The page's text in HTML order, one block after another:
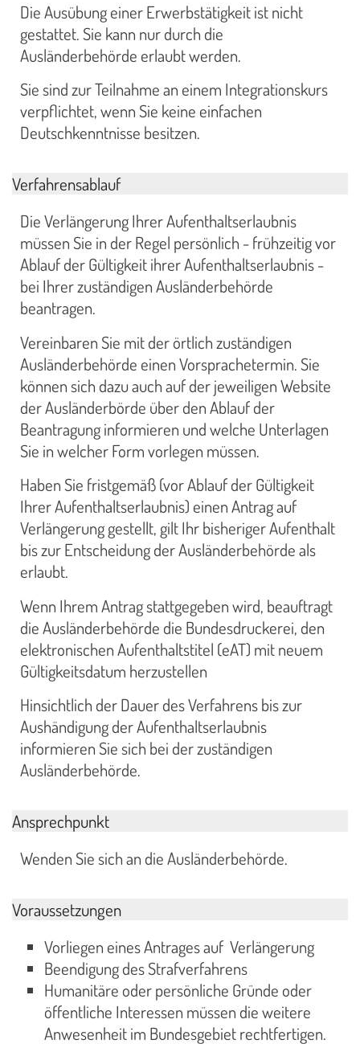
Die Ausübung einer Erwerbstätigkeit ist nicht
gestattet. Sie kann nur durch die
Ausländerbehörde erlaubt werden.
Sie sind zur Teilnahme an einem Integrationskurs
verpflichtet, wenn Sie keine einfachen
Deutschkenntnisse besitzen.
Verfahrensablauf
Die Verlängerung Ihrer Aufenthaltserlaubnis
müssen Sie in der Regel persönlich - frühzeitig vor
Ablauf der Gültigkeit ihrer Aufenthaltserlaubnis -
bei Ihrer zuständigen Ausländerbehörde
beantragen.
Vereinbaren Sie mit der örtlich zuständigen
Ausländerbehörde einen Vorsprachetermin. Sie
können sich dazu auch auf der jeweiligen Website
der Ausländerbörde über den Ablauf der
Beantragung informieren und welche Unterlagen
Sie in welcher Form vorlegen müssen.
Haben Sie fristgemäß (vor Ablauf der Gültigkeit
Ihrer Aufenthaltserlaubnis) einen Antrag auf
Verlängerung gestellt, gilt Ihr bisheriger Aufenthalt
bis zur Entscheidung der Ausländerbehörde als
erlaubt.
Wenn Ihrem Antrag stattgegeben wird, beauftragt
die Ausländerbehörde die Bundesdruckerei, den
elektronischen Aufenthaltstitel (eAT) mit neuem
Gültigkeitsdatum herzustellen
Hinsichtlich der Dauer des Verfahrens bis zur
Aushändigung der Aufenthaltserlaubnis
informieren Sie sich bei der zuständigen
Ausländerbehörde.
Ansprechpunkt
Wenden Sie sich an die Ausländerbehörde.
Voraussetzungen
Vorliegen eines Antrages auf Verlängerung
Beendigung des Strafverfahrens
Humanitäre oder persönliche Gründe oder
öffentliche Interessen müssen die weitere
Anwesenheit im Bundesgebiet rechtfertigen.